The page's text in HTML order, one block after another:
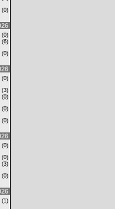
(0)
(0)
(6)
(0)
(0)
(3)
(0)
(0)
(0)
(0)
(0)
(3)
(0)
(1)